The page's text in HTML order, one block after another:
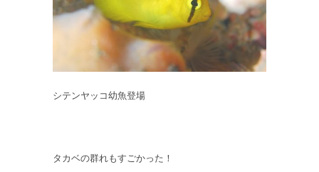
シテンヤッコ幼魚登場
タカベの群れもすごかった！